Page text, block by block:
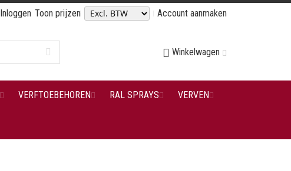
Inloggen Toon prijzen Account aanmaken
Winkelwagen
VERFTOEBEHOREN RAL SPRAYS VERVEN